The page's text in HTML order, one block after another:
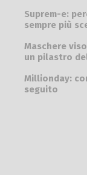
Suprem-e:
sempre più
Maschere
un pilastro
Millionday:
seguito